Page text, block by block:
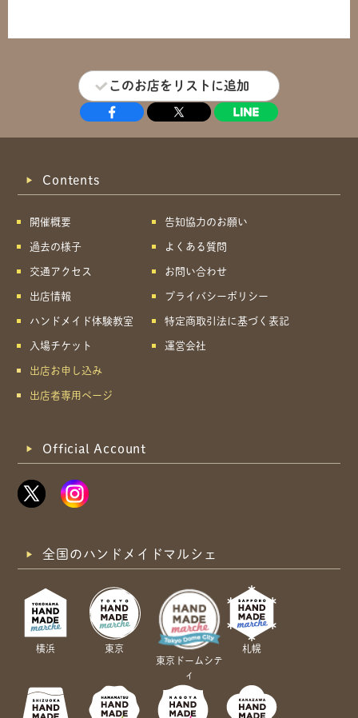
このお店をリストに追加
Contents
開催概要
過去の様子
交通アクセス
出店情報
ハンドメイド体験教室
入場チケット
出店お申し込み
出店者専用ページ
告知協力のお願い
よくある質問
お問い合わせ
プライバシーポリシー
特定商取引法に基づく表記
運営会社
Official Account
全国のハンドメイドマルシェ
横浜
東京
東京ドームシテ
ィ
札幌